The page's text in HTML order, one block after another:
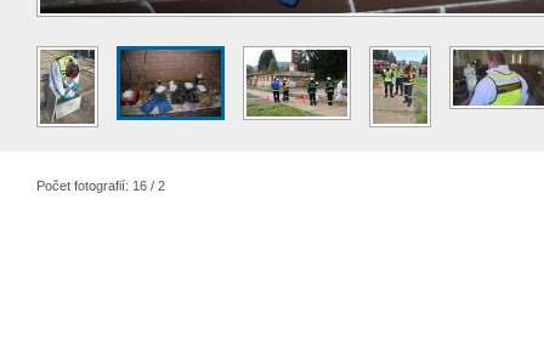
Počet fotografií: 16 / 2